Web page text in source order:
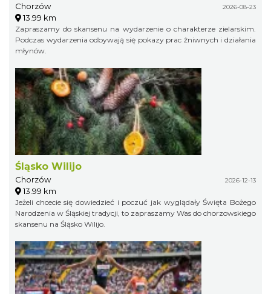
Chorzów 2026-08-23
13.99 km
Zapraszamy do skansenu na wydarzenie o charakterze zielarskim.
Podczas wydarzenia odbywają się pokazy prac żniwnych i działania
młynów.
Śląsko Wilijo
Chorzów 2026-12-13
13.99 km
Jeżeli chcecie się dowiedzieć i poczuć jak wyglądały Święta Bożego
Narodzenia w Śląskiej tradycji, to zapraszamy Was do chorzowskiego
skansenu na Śląsko Wilijo.